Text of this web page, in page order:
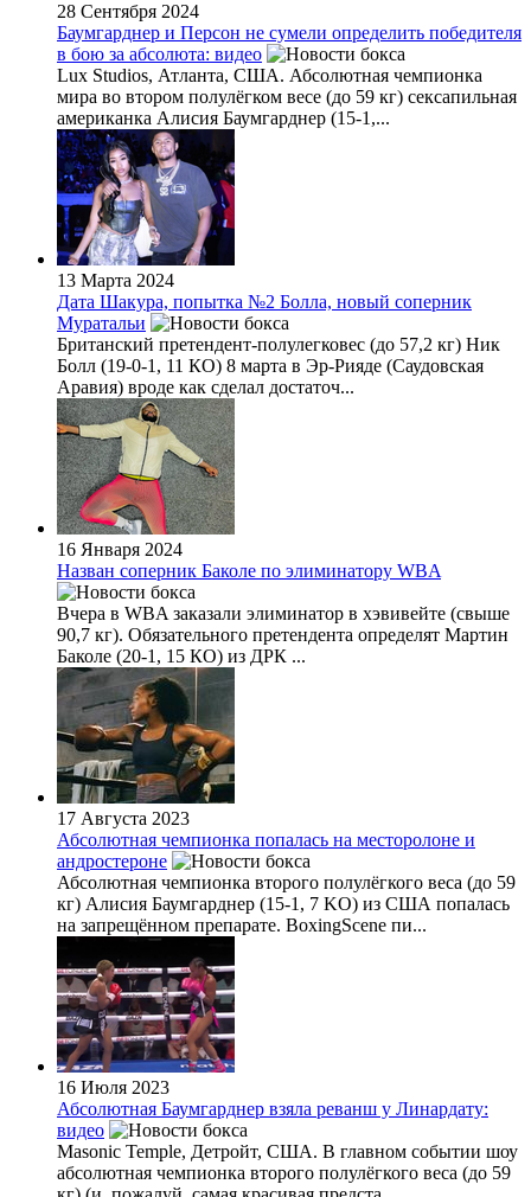
28 Сентября 2024
Баумгарднер и Персон не сумели определить победителя
в бою за абсолюта: видео
Lux Studios, Атланта, США. Абсолютная чемпионка
мира во втором полулёгком весе (до 59 кг) сексапильная
американка Алисия Баумгарднер (15-1,...
13 Марта 2024
Дата Шакура, попытка №2 Болла, новый соперник
Муратальи
Британский претендент-полулегковес (до 57,2 кг) Ник
Болл (19-0-1, 11 КО) 8 марта в Эр-Рияде (Саудовская
Аравия) вроде как сделал достаточ...
16 Января 2024
Назван соперник Баколе по элиминатору WBA
Вчера в WBA заказали элиминатор в хэвивейте (свыше
90,7 кг). Обязательного претендента определят Мартин
Баколе (20-1, 15 КО) из ДРК ...
17 Августа 2023
Абсолютная чемпионка попалась на месторолоне и
андростероне
Абсолютная чемпионка второго полулёгкого веса (до 59
кг) Алисия Баумгарднер (15-1, 7 KO) из США попалась
на запрещённом препарате. BoxingScene пи...
16 Июля 2023
Абсолютная Баумгарднер взяла реванш у Линардату:
видео
Masonic Temple, Детройт, США. В главном событии шоу
абсолютная чемпионка второго полулёгкого веса (до 59